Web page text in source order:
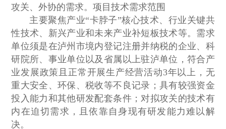
攻关、外协的需求。项目技术需求范围
主要聚焦产业“卡脖子”核心技术、行业关键共
性技术、新兴产业和未来产业补短板技术等。需求
单位须是在泸州市境内登记注册并纳税的企业、科
研院所、事业单位以及省属以上驻泸单位，符合产
业发展政策且正常开展生产经营活动3年以上，无
重大安全、环保、税收等不良记录；具有较强资金
投入能力和其他研发配套条件；对拟攻关的技术有
内在迫切需求，且依靠自身现有研发能力难以解
决。